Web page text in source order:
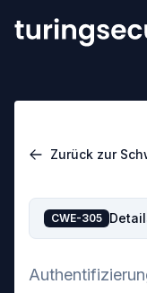
Zurück zur
CWE-305